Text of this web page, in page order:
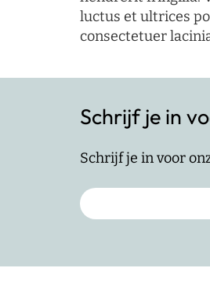
luctus et ultrices
consectetuer
Schrijf je in
Schrijf je in voor